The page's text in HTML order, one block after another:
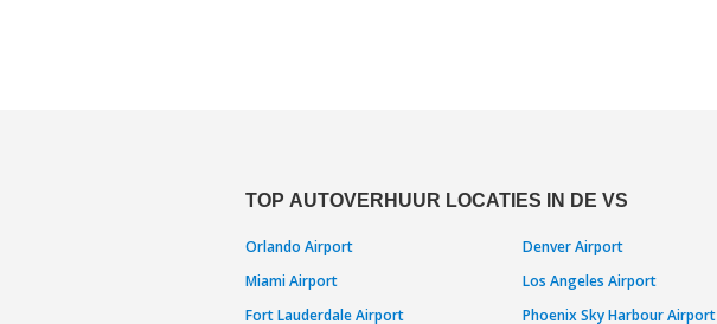
TOP AUTOVERHUUR LOCATIES IN DE VS
Orlando Airport Denver Airport
Miami Airport
Los Angeles Airport
Fort Lauderdale Airport
Phoenix Sky Harbour Airport